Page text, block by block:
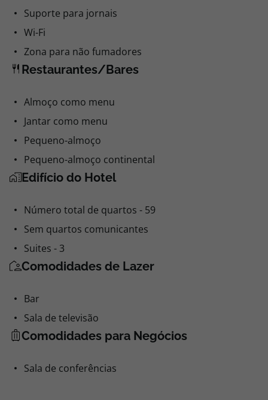
Suporte para jornais
Wi-Fi
Zona para não fumadores
Restaurantes/Bares
Almoço como menu
Jantar como menu
Pequeno-almoço
Pequeno-almoço continental
Edifício do Hotel
Número total de quartos - 59
Sem quartos comunicantes
Suites - 3
Comodidades de Lazer
Bar
Sala de televisão
Comodidades para Negócios
Sala de conferências